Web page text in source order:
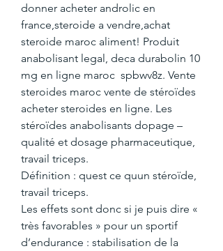
donner acheter androlic en
france,steroide a vendre,achat
steroide maroc aliment! Produit
anabolisant legal, deca durabolin 10
mg en ligne maroc  spbwv8z. Vente
steroides maroc vente de stéroïdes
acheter steroides en ligne. Les
stéroïdes anabolisants dopage –
qualité et dosage pharmaceutique,
travail triceps.
Définition : quest ce quun stéroïde,
travail triceps.
Les effets sont donc si je puis dire «
très favorables » pour un sportif
d’endurance : stabilisation de la